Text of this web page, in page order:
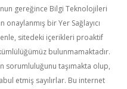
gereğince Bilgi Teknolojileri
bir Yer Sağlayıcı
sitedeki içerikleri proaktif
bulunmamaktadır.
sorumluluğunu taşımakta olup,
etmiş sayılırlar. Bu internet